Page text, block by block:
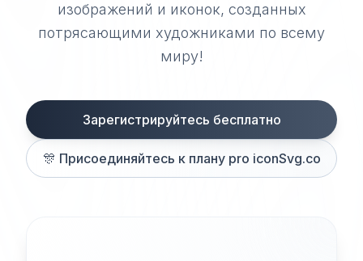
изображений и иконок, созданных
потрясающими художниками по всему
миру!
Зарегистрируйтесь бесплатно
🎊 Присоединяйтесь к плану pro iconSvg.co